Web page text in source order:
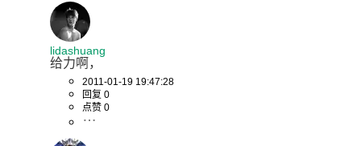
lidashuang
给力啊，
2011-01-19 19:47:28
回复 0
点赞 0